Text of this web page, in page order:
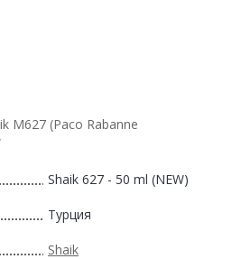
M627 (Paco Rabanne
Shaik 627 - 50 ml (NEW)
Турция
Shaik